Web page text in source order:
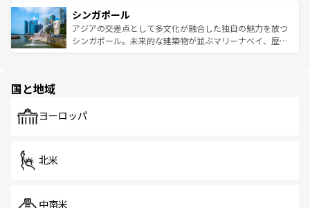
参照してほしい。
激する。気候は一年中温暖で、どの季節にも異なる楽しみ
が待っている。親しみやすいタイの人々、仏教を中心とし
た文化、そして多様な観光資源が、訪れる旅人を魅了し続
み、どこを訪れても感動するはず。観光スポットが密集し
ており、効率よく見どころを回れるのも魅力。息をのむよ
うな絶景から文化的な体験まで、香港を存分に楽しみ尽く
シンガポール
アジアの交差点として多文化が融合した独自の魅力を放つ
シンガポール。未来的な建築物が並ぶマリーナベイ、歴史
で、ホーカーズは地元の風情を楽しめる外せないスポット
国と地域
ヨーロッパ
北米
中南米